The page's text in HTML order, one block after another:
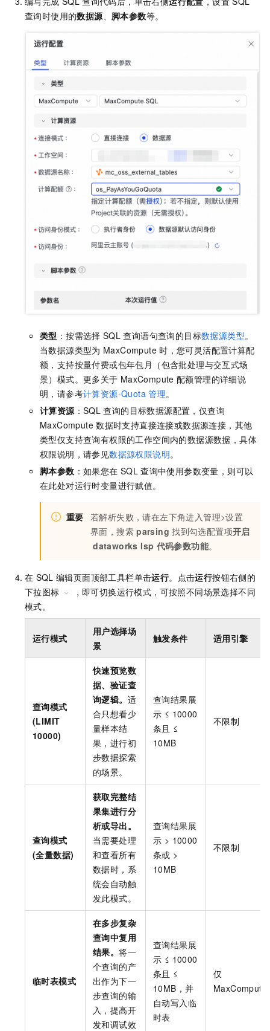
查询时使用的数据源、 脚本参数等。
类型 ：按需选择 SQL 查询语句查询的目标数据源类型。
当数据源类型为 MaxCompute 时，您可灵活配置计算配
额，支持按量付费或包年包月（包含批处理与交互式场
景）模式。更多关于 MaxCompute 配额管理的详细说
明，请参考计算资源-Quota 管理。
计算资源 ：SQL 查询的目标数据源配置，仅查询
MaxCompute 数据时支持直接连接或数据源连接，其他
类型仅支持查询有权限的工作空间内的数据源数据，具体
权限说明，请参见数据源权限说明。
脚本参数 ：如果您在 SQL 查询中使用参数变量，则可以
在此处对运行时变量进行赋值。
重要 若解析失败，请在左下角进入管理>设置
界面，搜索 parsing 找到勾选配置项开启
dataworks Isp 代码参数功能。
在 SQL 编辑页面顶部工具栏单击运行。点击运行按钮右侧的
下拉图标
，即可切换运行模式，可按照不同场景选择不同
模式。
运行模式
用户选择场
景
触发条件 适用引擎
查询模式
(LIMIT
10000)
快速预览数
据、验证查
询逻辑。 适
合只想看少
量样本结
果，进行初
步数据探索
的场景。
查询结果展
示 ≤ 10000
条且 ≤
10MB
不限制
查询模式
(全量数据)
获取完整结
果集进行分
析或导出。
当需要处理
和查看所有
数据时，系
统会自动触
发此模式。
查询结果展
示 > 10000
条或 >
10MB
不限制
临时表模式
在多步复杂
查询中复用
结果。将一
个查询的产
出作为下一
步查询的输
入，提高开
发和调试效
查询结果展
示 ≤ 10000
条且 ≤
10MB，并
自动写入临
时表
仅
MaxCompute